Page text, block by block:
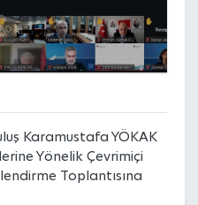
Karamustafa YÖKAK
Yönelik Çevrimiçi
Toplantısına